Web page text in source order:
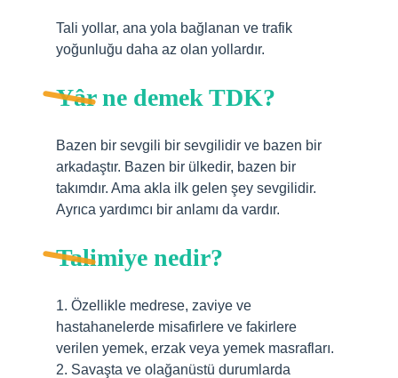
Tali yollar, ana yola bağlanan ve trafik
yoğunluğu daha az olan yollardır.
Yâr ne demek TDK?
Bazen bir sevgili bir sevgilidir ve bazen bir
arkadaştır. Bazen bir ülkedir, bazen bir
takımdır. Ama akla ilk gelen şey sevgilidir.
Ayrıca yardımcı bir anlamı da vardır.
Talimiye nedir?
1. Özellikle medrese, zaviye ve
hastahanelerde misafirlere ve fakirlere
verilen yemek, erzak veya yemek masrafları.
2. Savaşta ve olağanüstü durumlarda